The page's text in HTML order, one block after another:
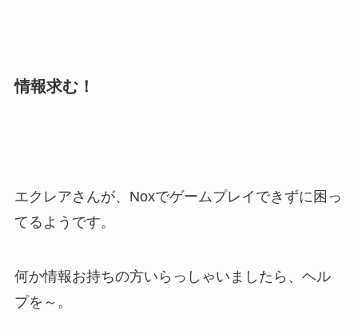
情報求む！
エクレアさんが、Noxでゲームプレイできずに困っ
てるようです。
何か情報お持ちの方いらっしゃいましたら、ヘル
プを～。